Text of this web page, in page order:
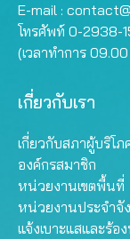
E-mail :
โทรศัพท์ 0-2938-
(เวลาทำการ
เกี่ยวกับเรา
เกี่ยวกับสภาผู้บริโภ
องค์กรสมาชิก
หน่วยงานเขตพื้นที่
หน่วยงานประจำจั
แจ้งเบาะแสและร้อ